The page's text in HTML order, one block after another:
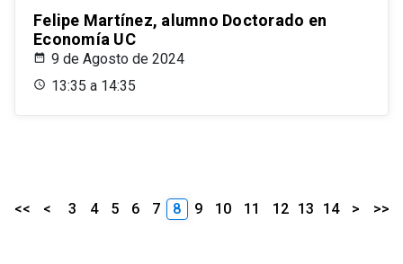
Felipe Martínez, alumno Doctorado en
Economía UC
9 de Agosto de 2024
13:35 a 14:35
<< < 3 4 5 6 7 8 9 10 11 12 13 14 > >>